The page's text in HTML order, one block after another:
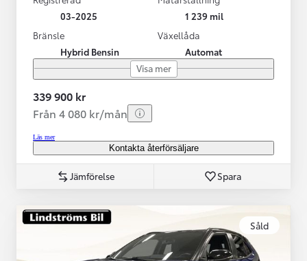
03-2025
1 239 mil
Bränsle
Hybrid Bensin
Växellåda
Automat
Visa mer
339 900 kr
Från 4 080 kr/mån
Läs mer
Kontakta återförsäljare
Jämförelse Spara
Såld